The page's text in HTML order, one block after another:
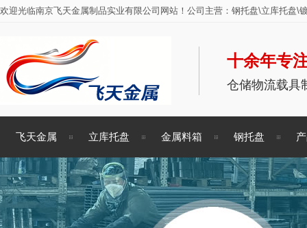
欢迎光临南京飞天金属制品实业有限公司网站！公司主营：钢托盘\立库托盘\
十余年专
仓储物流载具
飞天金属 立库托盘 金属料箱 钢托盘